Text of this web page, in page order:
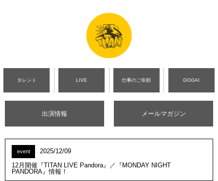
タレント LIVE 仕事のご依頼 GOGAI
出演情報 メールマガジン
event
2025/12/09
12月開催『TITAN LIVE Pandora』／『MONDAY NIGHT
PANDORA』情報！